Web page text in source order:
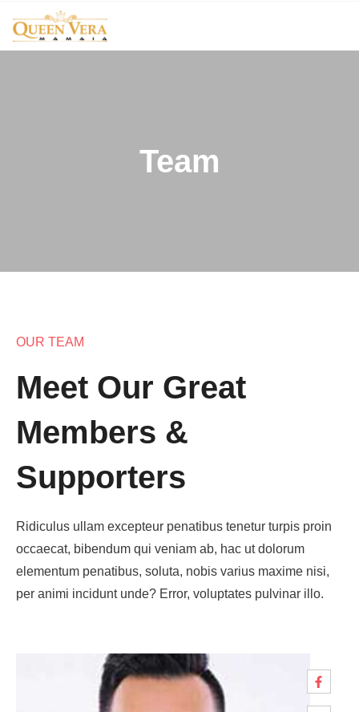
Team
OUR TEAM
Meet Our Great
Members &
Supporters
Ridiculus ullam excepteur penatibus tenetur turpis proin
occaecat, bibendum qui veniam ab, hac ut dolorum
elementum penatibus, soluta, nobis varius maxime nisi,
per animi incidunt unde? Error, voluptates pulvinar illo.